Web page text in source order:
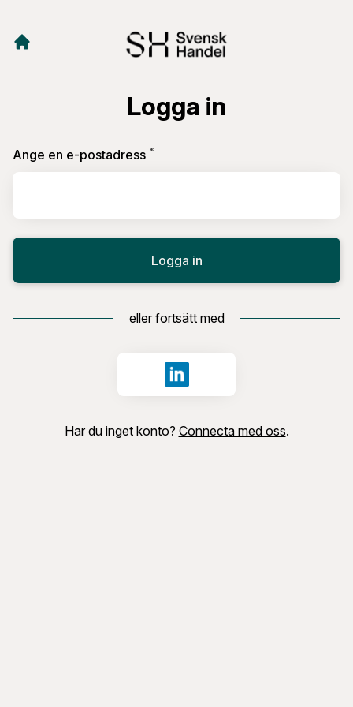
Logga in
Ange en e-postadress *
Logga in
eller fortsätt med
Logga in med LinkedIn
Har du inget konto? Connecta med oss.